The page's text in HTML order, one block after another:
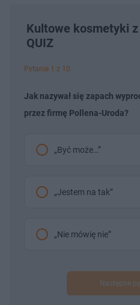
Kultowe kosmetyki
QUIZ
Pytanie 1 z 10
Jak nazywał się zapach
przez firmę Pollena-Uroda?
„Być może…”
„Jestem na tak”
„Nie mówię nie”
Następne